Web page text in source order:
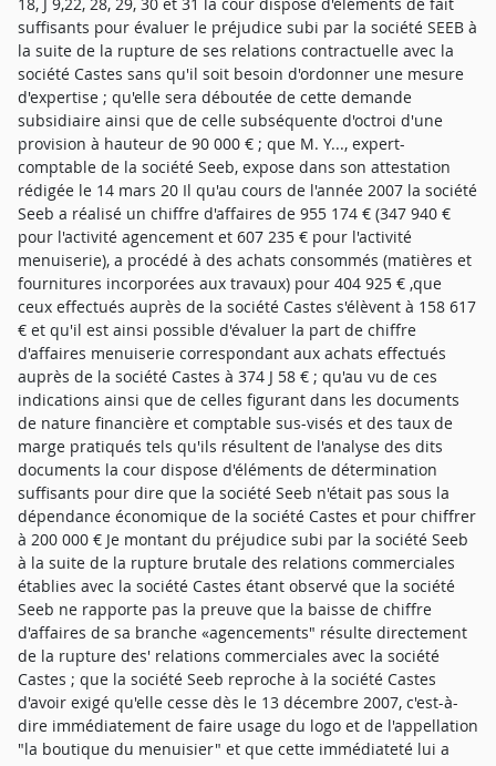
suffisants pour évaluer le préjudice subi par la société SEEB à
la suite de la rupture de ses relations contractuelle avec la
société Castes sans qu'il soit besoin d'ordonner une mesure
d'expertise ; qu'elle sera déboutée de cette demande
subsidiaire ainsi que de celle subséquente d'octroi d'une
provision à hauteur de 90 000 € ; que M. Y..., expert-
comptable de la société Seeb, expose dans son attestation
rédigée le 14 mars 20 Il qu'au cours de l'année 2007 la société
Seeb a réalisé un chiffre d'affaires de 955 174 € (347 940 €
pour l'activité agencement et 607 235 € pour l'activité
menuiserie), a procédé à des achats consommés (matières et
fournitures incorporées aux travaux) pour 404 925 € ,que
ceux effectués auprès de la société Castes s'élèvent à 158 617
€ et qu'il est ainsi possible d'évaluer la part de chiffre
d'affaires menuiserie correspondant aux achats effectués
auprès de la société Castes à 374 J 58 € ; qu'au vu de ces
indications ainsi que de celles figurant dans les documents
de nature financière et comptable sus-visés et des taux de
marge pratiqués tels qu'ils résultent de l'analyse des dits
documents la cour dispose d'éléments de détermination
suffisants pour dire que la société Seeb n'était pas sous la
dépendance économique de la société Castes et pour chiffrer
à 200 000 € Je montant du préjudice subi par la société Seeb
à la suite de la rupture brutale des relations commerciales
établies avec la société Castes étant observé que la société
Seeb ne rapporte pas la preuve que la baisse de chiffre
d'affaires de sa branche «agencements" résulte directement
de la rupture des' relations commerciales avec la société
Castes ; que la société Seeb reproche à la société Castes
d'avoir exigé qu'elle cesse dès le 13 décembre 2007, c'est-à-
dire immédiatement de faire usage du logo et de l'appellation
"la boutique du menuisier" et que cette immédiateté lui a